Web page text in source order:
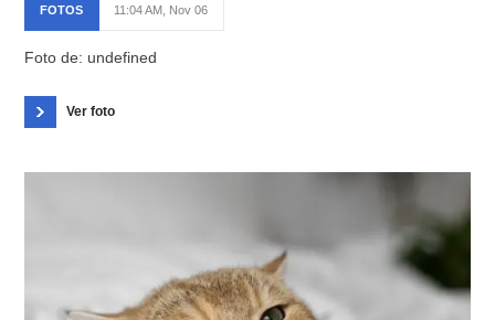
FOTOS 11:04 AM, Nov 06
Foto de: undefined
Ver foto